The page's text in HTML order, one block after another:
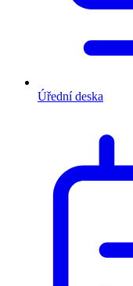
Úřední deska